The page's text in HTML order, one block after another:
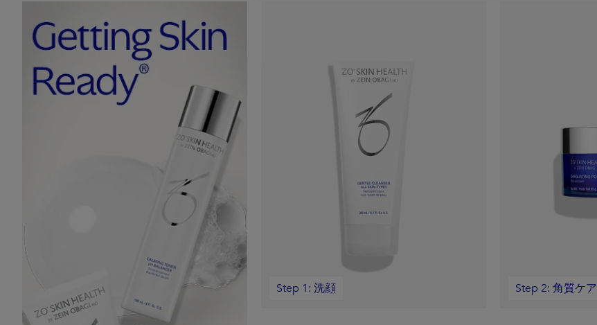
Step 1: 洗顔 Step 2: 角質ケア